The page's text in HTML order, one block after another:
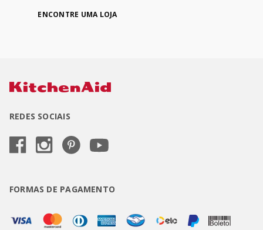
ENCONTRE UMA LOJA
REDES SOCIAIS
FORMAS DE PAGAMENTO